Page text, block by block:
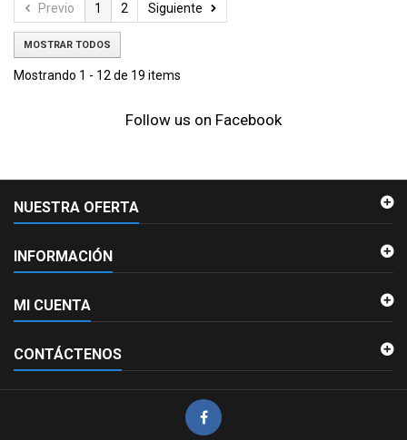
Previo 1 2 Siguiente
MOSTRAR TODOS
Mostrando 1 - 12 de 19 items
Follow us on Facebook
NUESTRA OFERTA
INFORMACIÓN
MI CUENTA
CONTÁCTENOS